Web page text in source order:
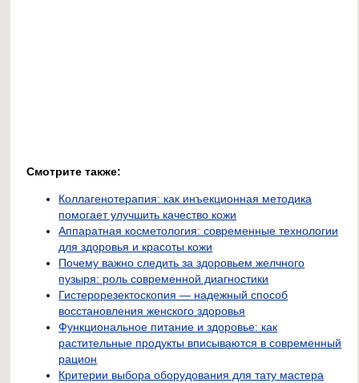
Смотрите также:
Коллагенотерапия: как инъекционная методика
помогает улучшить качество кожи
Аппаратная косметология: современные технологии
для здоровья и красоты кожи
Почему важно следить за здоровьем желчного
пузыря: роль современной диагностики
Гистерорезектоскопия — надежный способ
восстановления женского здоровья
Функциональное питание и здоровье: как
растительные продукты вписываются в современный
рацион
Критерии выбора оборудования для тату мастера